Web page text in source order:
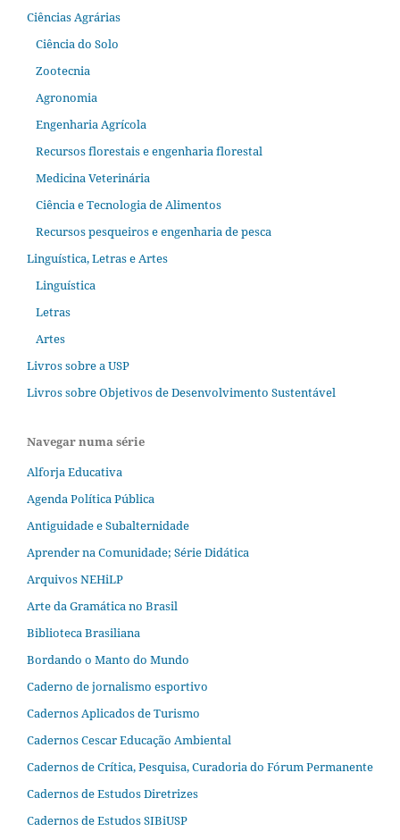
Ciências Agrárias
Ciência do Solo
Zootecnia
Agronomia
Engenharia Agrícola
Recursos florestais e engenharia florestal
Medicina Veterinária
Ciência e Tecnologia de Alimentos
Recursos pesqueiros e engenharia de pesca
Linguística, Letras e Artes
Linguística
Letras
Artes
Livros sobre a USP
Livros sobre Objetivos de Desenvolvimento Sustentável
Navegar numa série
Alforja Educativa
Agenda Política Pública
Antiguidade e Subalternidade
Aprender na Comunidade; Série Didática
Arquivos NEHiLP
Arte da Gramática no Brasil
Biblioteca Brasiliana
Bordando o Manto do Mundo
Caderno de jornalismo esportivo
Cadernos Aplicados de Turismo
Cadernos Cescar Educação Ambiental
Cadernos de Crítica, Pesquisa, Curadoria do Fórum Permanente
Cadernos de Estudos Diretrizes
Cadernos de Estudos SIBiUSP